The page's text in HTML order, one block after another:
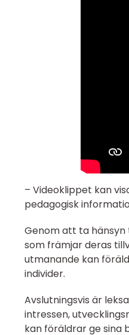
– Videoklippet kan
pedagogisk
Genom att ta hänsyn
som främjar deras
utmanande kan
individer.
Avslutningsvis är
intressen,
kan föräldrar ge sina